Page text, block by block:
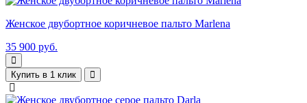
Женское двубортное коричневое пальто Marlena
35 900 руб.
Купить в 1 клик